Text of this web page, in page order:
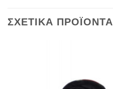
ΣΧΕΤΙΚΑ ΠΡΟΪΟΝΤΑ